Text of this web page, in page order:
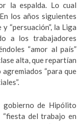
la espalda. Lo cual
los años siguientes
“persuación”, la Liga
a los trabajadores
“amor al país”
alta, que repartían
“para que
gobierno de Hipólito
del trabajo en